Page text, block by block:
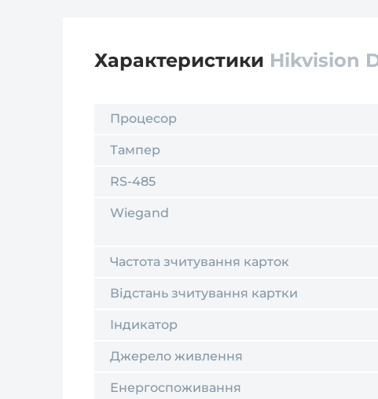
Характеристики Hikvision
Процесор
Тампер
RS-485
Wiegand
Частота зчитування карток
Відстань зчитування картки
Індикатор
Джерело живлення
Енергоспоживання